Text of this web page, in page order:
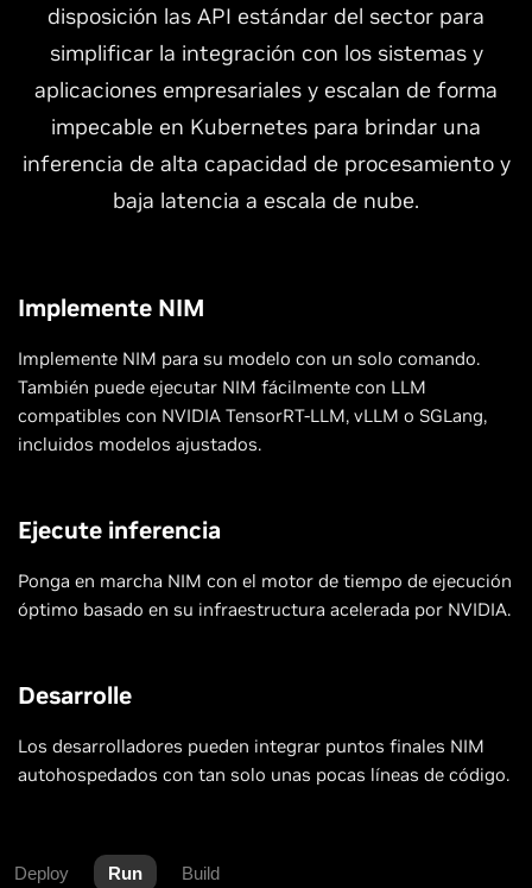
disposición las API estándar del sector para
simplificar la integración con los sistemas y
aplicaciones empresariales y escalan de forma
impecable en Kubernetes para brindar una
inferencia de alta capacidad de procesamiento y
baja latencia a escala de nube.
Implemente NIM
Implemente NIM para su modelo con un solo comando.
También puede ejecutar NIM fácilmente con LLM
compatibles con NVIDIA TensorRT-LLM, vLLM o SGLang,
incluidos modelos ajustados.
Ejecute inferencia
Ponga en marcha NIM con el motor de tiempo de ejecución
óptimo basado en su infraestructura acelerada por NVIDIA.
Desarrolle
Los desarrolladores pueden integrar puntos finales NIM
autohospedados con tan solo unas pocas líneas de código.
Deploy Run Build